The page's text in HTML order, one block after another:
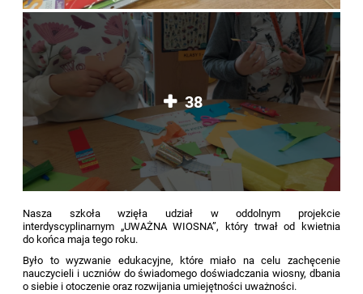
38
Nasza szkoła wzięła udział w oddolnym projekcie
interdyscyplinarnym „UWAŻNA WIOSNA”, który trwał od kwietnia
do końca maja tego roku.
Było to wyzwanie edukacyjne, które miało na celu zachęcenie
nauczycieli i uczniów do świadomego doświadczania wiosny, dbania
o siebie i otoczenie oraz rozwijania umiejętności uważności.